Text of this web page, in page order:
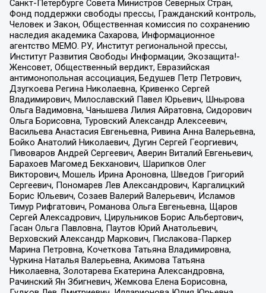
Санкт-Петербурге Совета Министров Северных Стран,
Фонд поддержки свободы прессы, Гражданский контроль,
Человек и Закон, Общественная комиссия по сохранению
наследия академика Сахарова, Информационное
агентство МЕМО. РУ, Институт региональной прессы,
Институт Развития Свободы Информации, Экозащита!-
Женсовет, Общественный вердикт, Евразийская
антимонопольная ассоциация, Бедушев Петр Петрович,
Дзугкоева Регина Николаевна, Кривенко Сергей
Владимирович, Милославский Павел Юрьевич, Шнырова
Ольга Вадимовна, Чанышева Лилия Айратовна, Сидорович
Ольга Борисовна, Туровский Александр Алексеевич,
Васильева Анастасия Евгеньевна, Ривина Анна Валерьевна,
Бойко Анатолий Николаевич, Дугин Сергей Георгиевич,
Пивоваров Андрей Сергеевич, Аверин Виталий Евгеньевич,
Барахоев Магомед Бекханович, Шарипков Олег
Викторович, Мошель Ирина Ароновна, Шведов Григорий
Сергеевич, Пономарев Лев Александрович, Каргалицкий
Борис Юльевич, Созаев Валерий Валерьевич, Исламов
Тимур Рифгатович, Романова Ольга Евгеньевна, Щаров
Сергей Алексадрович, Цирульников Борис Альбертович,
Гасан Ольга Павловна, Паутов Юрий Анатольевич,
Верховский Александр Маркович, Пислакова-Паркер
Марина Петровна, Кочеткова Татьяна Владимировна,
Чуркина Наталья Валерьевна, Акимова Татьяна
Николаевна, Золотарева Екатерина Александровна,
Рачинский Ян Збигневич, Жемкова Елена Борисовна,